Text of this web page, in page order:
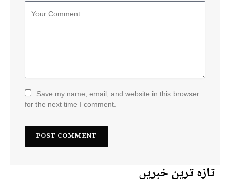
Save my name, email, and website in this browser
for the next time I comment.
تازہ ترین خبریں